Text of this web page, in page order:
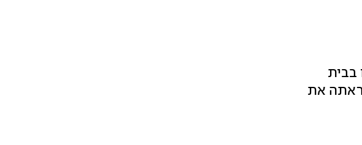
ראתה את